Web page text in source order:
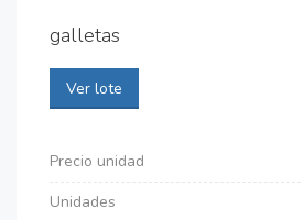
galletas
Ver lote
Precio unidad
Unidades